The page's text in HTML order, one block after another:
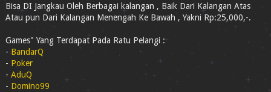
Bisa DI Jangkau Oleh Berbagai kalangan , Baik Dari Kalangan Atas
Atau pun Dari Kalangan Menengah Ke Bawah , Yakni Rp:25,000,-.
Games" Yang Terdapat Pada Ratu Pelangi :
-BandarQ
- Poker
- AduQ
- Domino99